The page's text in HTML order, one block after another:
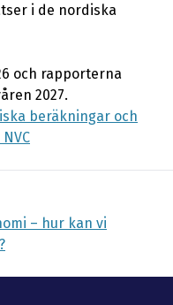
i de nordiska
och rapporterna
2027.
beräkningar och
– hur kan vi